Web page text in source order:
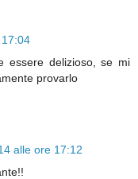
essere delizioso, se mi
provarlo
alle ore 17:12